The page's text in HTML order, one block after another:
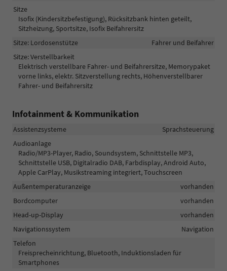
Sitze
Isofix (Kindersitzbefestigung), Rücksitzbank hinten geteilt,
Sitzheizung, Sportsitze, Isofix Beifahrersitz
Sitze: Lordosenstütze
Fahrer und Beifahrer
Sitze: Verstellbarkeit
Elektrisch verstellbare Fahrer- und Beifahrersitze, Memorypaket
vorne links, elektr. Sitzverstellung rechts, Höhenverstellbarer
Fahrer- und Beifahrersitz
Infotainment & Kommunikation
Assistenzsysteme
Sprachsteuerung
Audioanlage
Radio/MP3-Player, Radio, Soundsystem, Schnittstelle MP3,
Schnittstelle USB, Digitalradio DAB, Farbdisplay, Android Auto,
Apple CarPlay, Musikstreaming integriert, Touchscreen
Außentemperaturanzeige
vorhanden
Bordcomputer
vorhanden
Head-up-Display
vorhanden
Navigationssystem
Navigation
Telefon
Freisprecheinrichtung, Bluetooth, Induktionsladen für
Smartphones